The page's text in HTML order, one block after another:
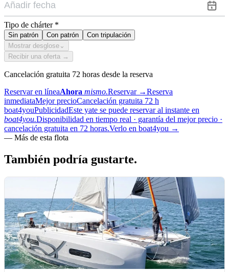
Tipo de chárter *
Sin patrón Con patrón
Con tripulación
Mostrar desglose ⌄
Recibir una oferta →
Cancelación gratuita 72 horas desde la reserva
Reservar en líneaAhora mismo.Reservar →Reserva
inmediataMejor precioCancelación gratuita 72 h
boat4youPublicidadEste yate se puede reservar al instante en
boat4you.Disponibilidad en tiempo real · garantía del mejor precio ·
cancelación gratuita en 72 horas.Verlo en boat4you →
— Más de esta flota
También podría gustarte.